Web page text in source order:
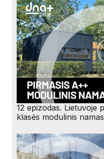
12 epizodas. Lietuvoje
klasės modulinis namas